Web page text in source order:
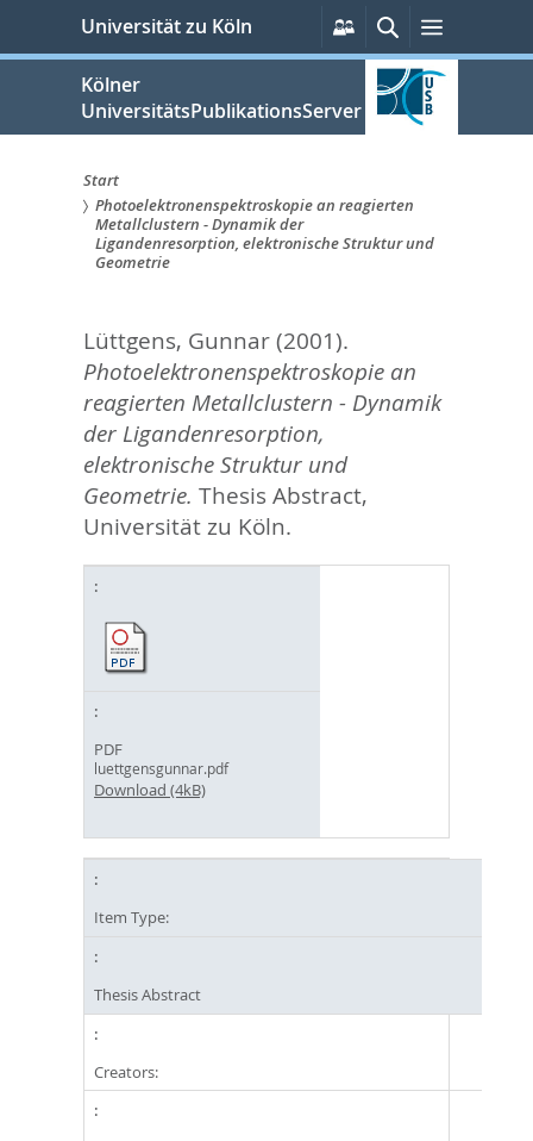
springen
Universität zu Köln
Persönliche
Services
SucheMenü
Kölner
UniversitätsPublikationsServer
Sie
sind
Start
Photoelektronenspektroskopie an reagierten
Metallclustern - Dynamik der
Ligandenresorption, elektronische Struktur und
Geometrie
Lüttgens, Gunnar(2001).
Photoelektronenspektroskopie an
reagierten Metallclustern - Dynamik
der Ligandenresorption,
elektronische Struktur und
Geometrie. Thesis Abstract,
Universität zu Köln.
PDF
luettgensgunnar.pdf
Download (4kB)
Item Type:
Thesis Abstract
Creators: